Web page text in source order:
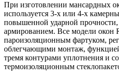
При изготовлении мансардных
используется 3-х или 4-х
повышенной ударной
армированием. Все модели
пароизоляционным фартуком,
облегчающими монтаж,
тремя контурами уплотнения и
термоизоляционным